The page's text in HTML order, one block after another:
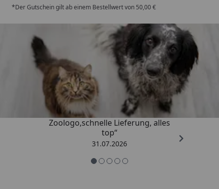
*Der Gutschein gilt ab einem Bestellwert von 50,00 €
Trusted Shops
4,73/ 5
„Gute Erfahrung mit
Zoologo,schnelle Lieferung, alles
top“
31.07.2026